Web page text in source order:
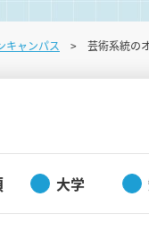
キャンパス 芸術系統の
大学